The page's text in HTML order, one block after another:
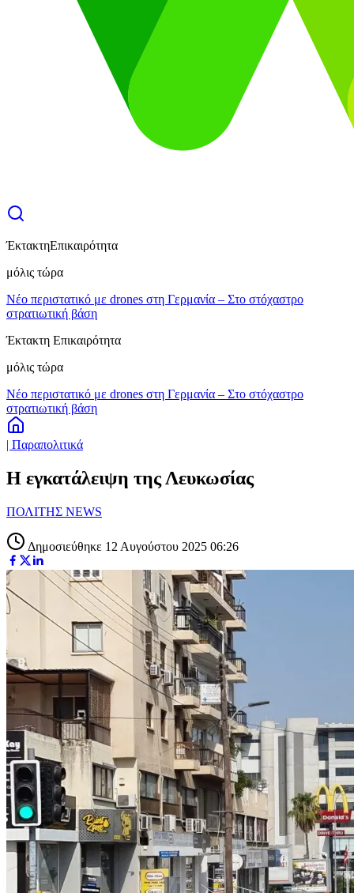
ΈκτακτηΕπικαιρότητα
μόλις τώρα
Νέο περιστατικό με drones στη Γερμανία – Στο στόχαστρο
στρατιωτική βάση
Έκτακτη Επικαιρότητα
μόλις τώρα
Νέο περιστατικό με drones στη Γερμανία – Στο στόχαστρο
στρατιωτική βάση
| Παραπολιτικά
Η εγκατάλειψη της Λευκωσίας
ΠΟΛΙΤΗΣ NEWS
Δημοσιεύθηκε 12 Αυγούστου 2025 06:26